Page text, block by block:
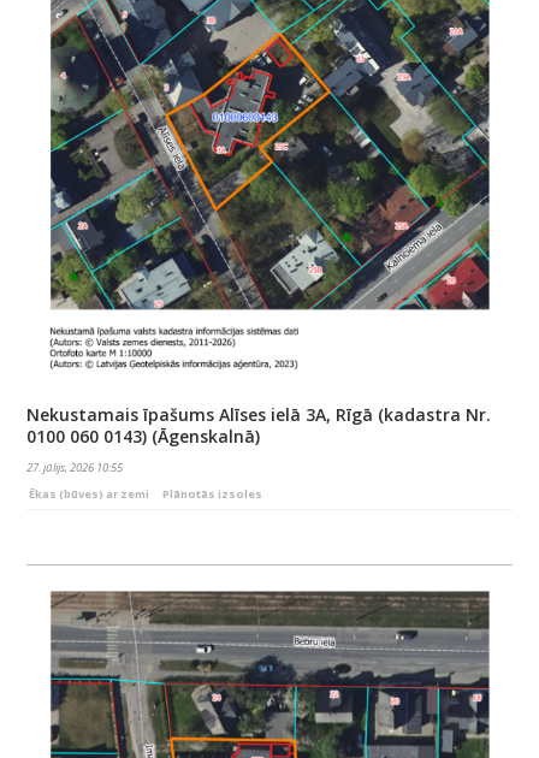
Nekustamais īpašums Alīses ielā 3A, Rīgā (kadastra Nr.
0100 060 0143) (Āgenskalnā)
27. jūlijs, 2026 10:55
Ēkas (būves) ar zemi
Plānotās izsoles